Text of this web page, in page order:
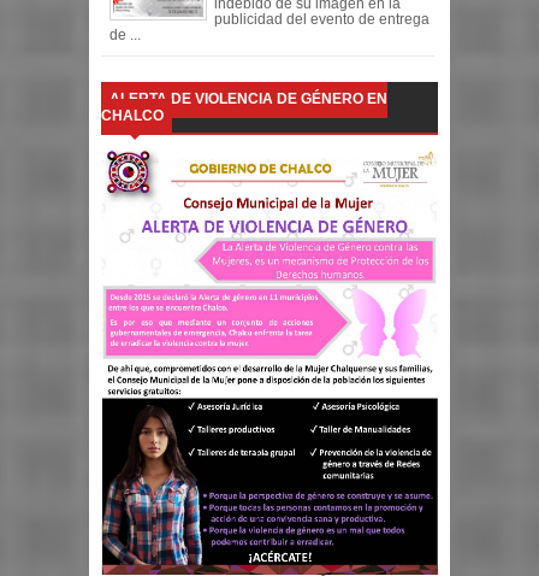
indebido de su imagen en la
publicidad del evento de entrega
de ...
ALERTA DE VIOLENCIA DE GÉNERO EN
CHALCO